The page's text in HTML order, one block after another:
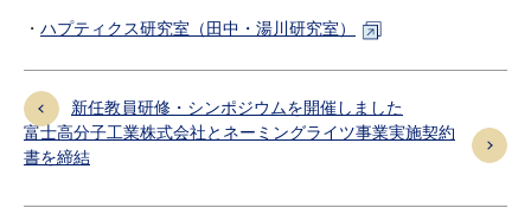
・ ハプティクス研究室（田中・湯川研究室）
新任教員研修・シンポジウムを開催しました
富士高分子工業株式会社とネーミングライツ事業実施契約
書を締結